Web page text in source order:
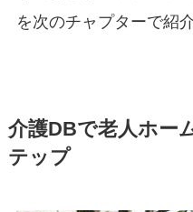
を次のチャプターで紹
介護DBで老人ホー
テップ